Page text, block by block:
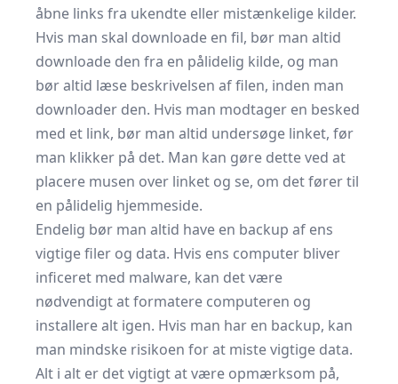
åbne links fra ukendte eller mistænkelige kilder.
Hvis man skal downloade en fil, bør man altid
downloade den fra en pålidelig kilde, og man
bør altid læse beskrivelsen af filen, inden man
downloader den. Hvis man modtager en besked
med et link, bør man altid undersøge linket, før
man klikker på det. Man kan gøre dette ved at
placere musen over linket og se, om det fører til
en pålidelig hjemmeside.
Endelig bør man altid have en backup af ens
vigtige filer og data. Hvis ens computer bliver
inficeret med malware, kan det være
nødvendigt at formatere computeren og
installere alt igen. Hvis man har en backup, kan
man mindske risikoen for at miste vigtige data.
Alt i alt er det vigtigt at være opmærksom på,